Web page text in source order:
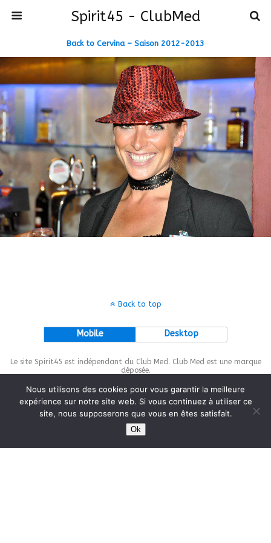
Spirit45 - ClubMed
Back to Cervina – Saison 2012-2013
Back to top
Mobile Desktop
Le site Spirit45 est indépendant du Club Med. Club Med est une marque
déposée.
This site is protected bywp-copyrightpro.com
Nous utilisons des cookies pour vous garantir la meilleure
expérience sur notre site web. Si vous continuez à utiliser ce
site, nous supposerons que vous en êtes satisfait.
Ok